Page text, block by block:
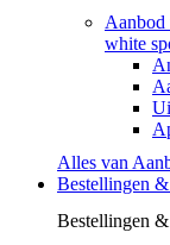
Aanbod
white
Alles van
Bestellingen
Bestellingen